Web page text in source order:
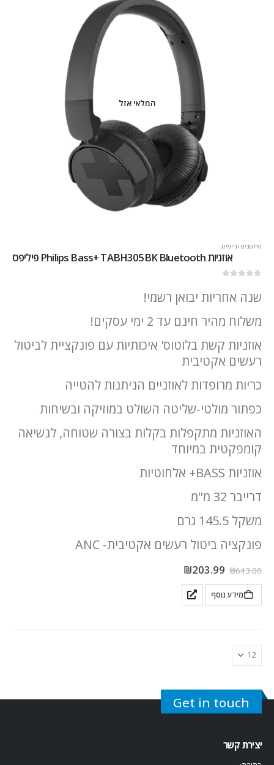
המלאי אזל
מחשבים וגיימינג
אוזניות Philips Bass+ TABH305BK Bluetooth פיליפס
שנה אחריות יבואן רשמי!
משלוח מהיר חינם עד 2 ימי עסקים!
אוזניות קשת בלוטוס' איכותיות עם פונקציית לביטול
רעשים אקטיבית
כריות מרופדות לאוזניים הניתנות להטייה
כפתור מולטי-שליטה השולט במוזיקה ובשיחות
האוזניות מתקפלות בקלות בצורה שטוחה, לנשיאה
קומפקטית במיוחד
אוזניות BASS+ אלחוטיות
דרייבר 32 מ"מ
משקל 145.5 גרם
פונקציה ביטול רעשים אקטיבית- ANC
₪643.00
₪203.99
מידע נוסף
Get in touch
יצירת קשר